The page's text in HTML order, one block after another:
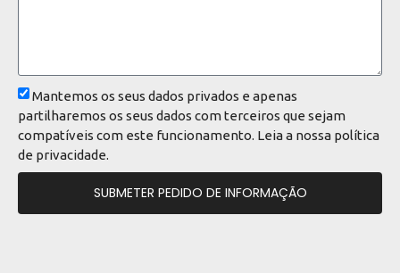
Mantemos os seus dados privados e apenas
partilharemos os seus dados com terceiros que sejam
compatíveis com este funcionamento. Leia a nossa política
de privacidade
SUBMETER PEDIDO DE INFORMAÇÃO